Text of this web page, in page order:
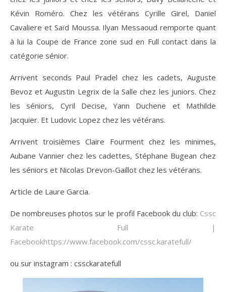
Kévin Roméro. Chez les vétérans Cyrille Girel, Daniel
Cavaliere et Saïd Moussa. Ilyan Messaoud remporte quant
à lui la Coupe de France zone sud en Full contact dans la
catégorie sénior.
Arrivent seconds Paul Pradel chez les cadets, Auguste
Bevoz et Augustin Legrix de la Salle chez les juniors. Chez
les séniors, Cyril Decise, Yann Duchene et Mathilde
Jacquier. Et Ludovic Lopez chez les vétérans.
Arrivent troisièmes Claire Fourment chez les minimes,
Aubane Vannier chez les cadettes, Stéphane Bugean chez
les séniors et Nicolas Drevon-Gaillot chez les vétérans.
Article de Laure Garcia.
De nombreuses photos sur le profil Facebook du club: Cssc
Karate Full |
Facebookhttps://www.facebook.com/cssc.karatefull/
ou sur instagram : cssckaratefull